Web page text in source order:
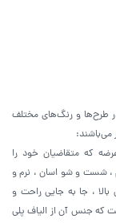
طرح‌ها و رنگ‌های مختلف
می‌باشند:
که متقاضیان خود را
، شست و شو اسان ، نرم و
، جا به جایی راحت و
که جنس آن از الیاف پلی